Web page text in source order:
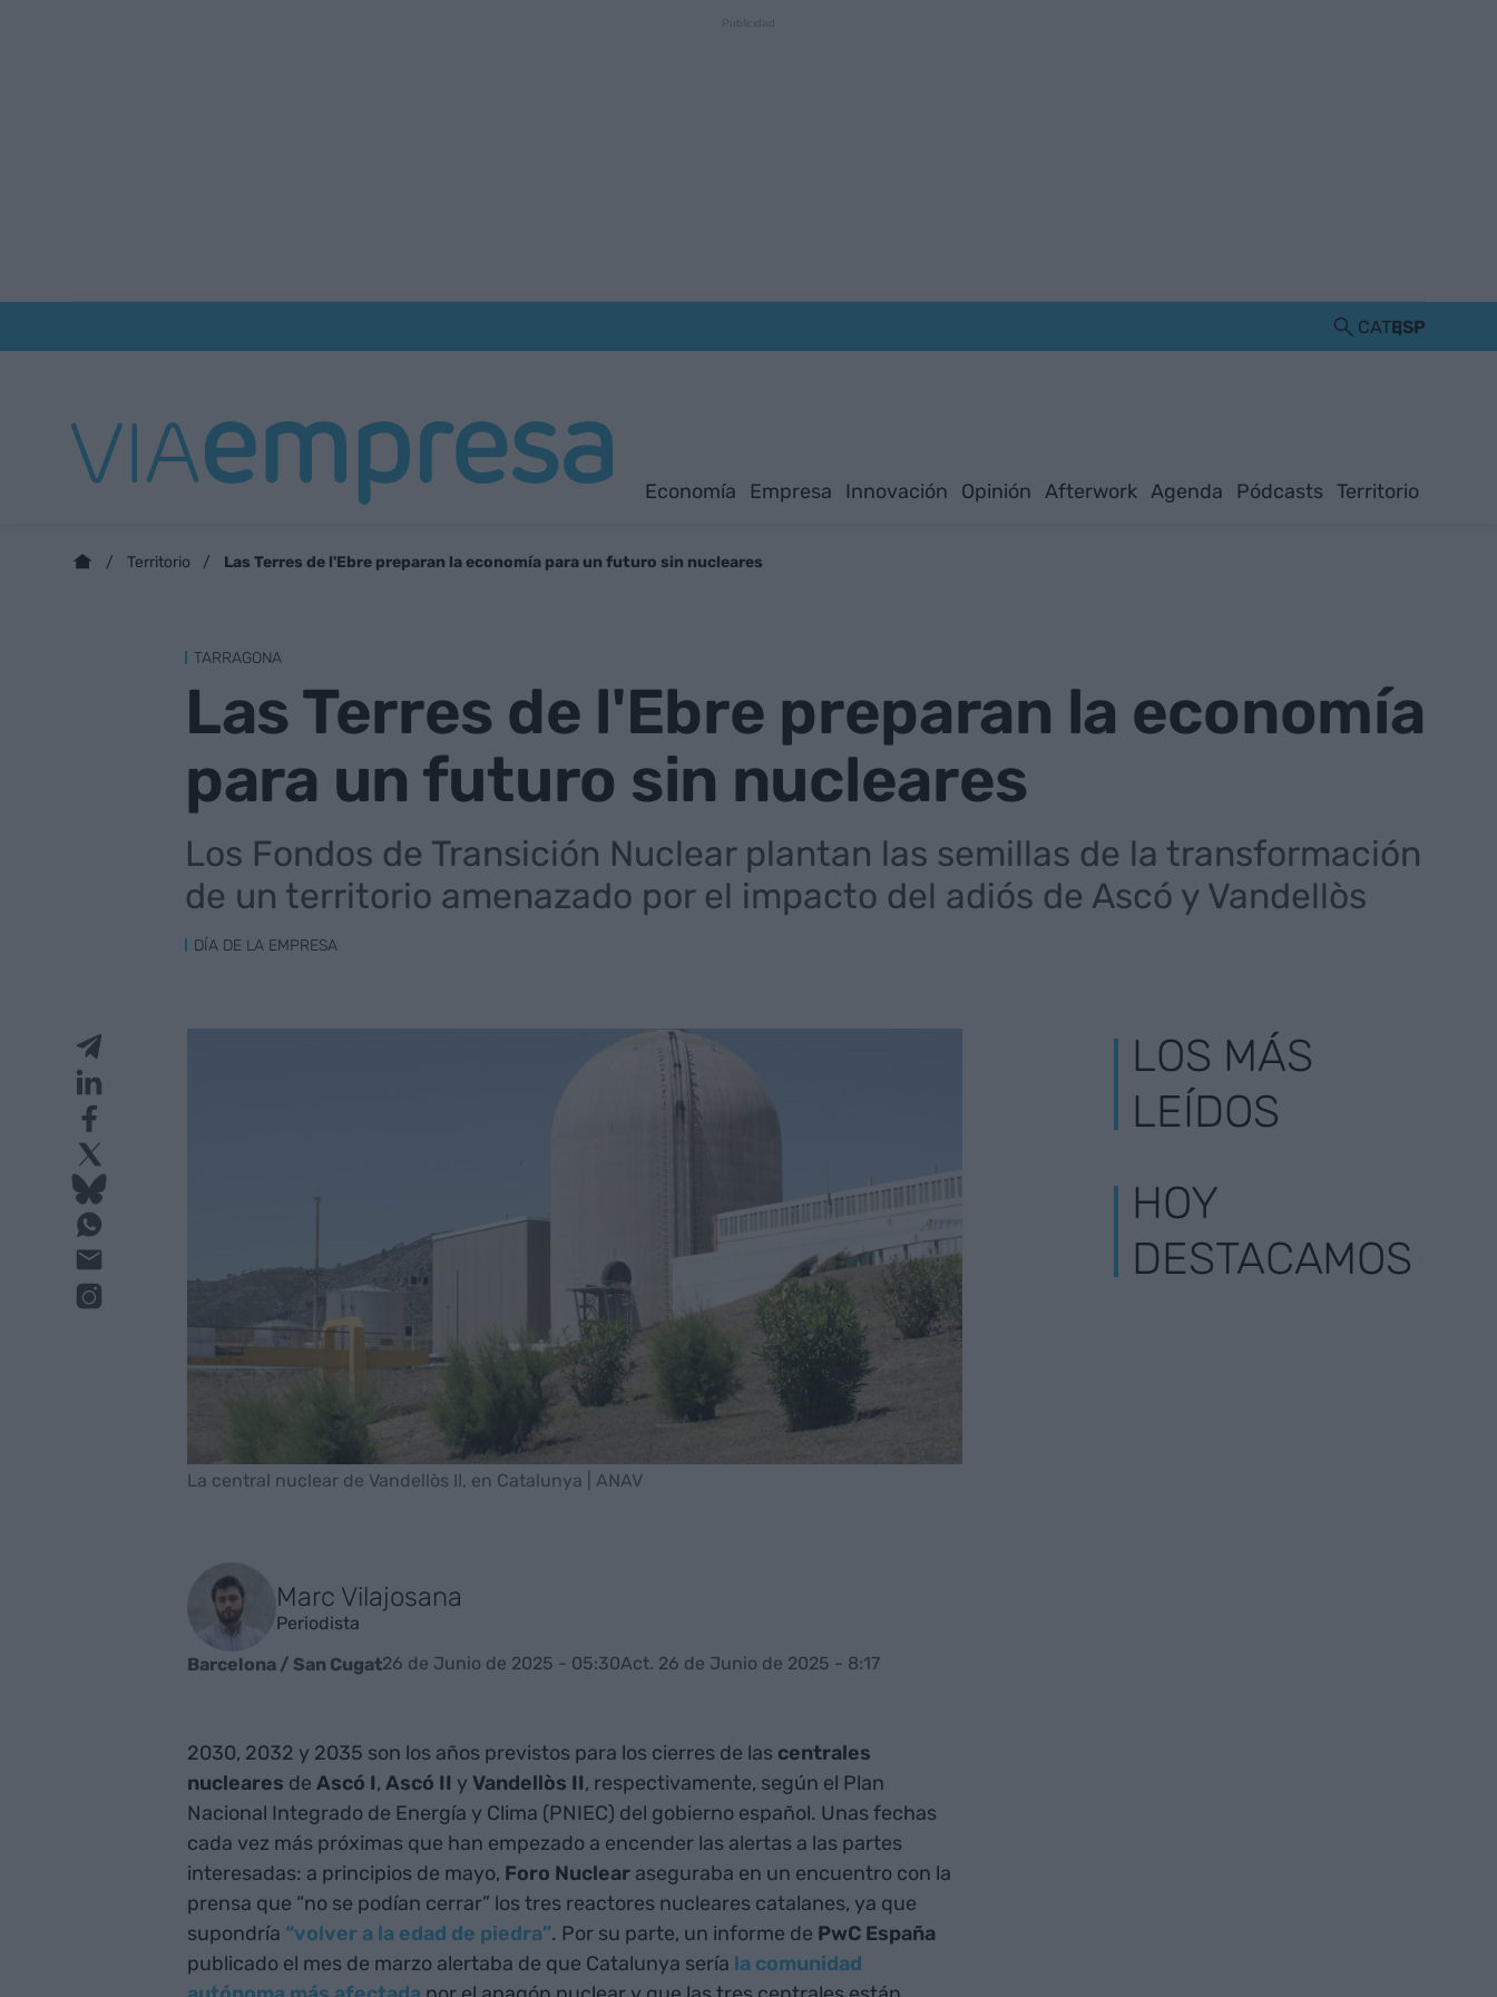
CATESP
Economía Empresa Innovación Opinión Afterwork Agenda Pódcasts Territorio
Territorio Las Terres de l'Ebre preparan la economía para un futuro sin nucleares
TARRAGONA
Las Terres de l'Ebre preparan la economía
para un futuro sin nucleares
Los Fondos de Transición Nuclear plantan las semillas de la transformación
de un territorio amenazado por el impacto del adiós de Ascó y Vandellòs
DÍA DE LA EMPRESA
La central nuclear de Vandellòs II, en Catalunya | ANAV
Marc Vilajosana
Periodista
Barcelona / San Cugat26 de Junio de 2025 - 05:30Act. 26 de Junio de 2025 - 8:17
2030, 2032 y 2035 son los años previstos para los cierres de las centrales
nucleares de Ascó I, Ascó II y Vandellòs II, respectivamente, según el Plan
Nacional Integrado de Energía y Clima (PNIEC) del gobierno español. Unas fechas
cada vez más próximas que han empezado a encender las alertas a las partes
interesadas: a principios de mayo, Foro Nuclearaseguraba en un encuentro con la
prensa que “no se podían cerrar” los tres reactores nucleares catalanes, ya que
supondría “volver a la edad de piedra”. Por su parte, un informe de PwC España
publicado el mes de marzo alertaba de que Catalunya sería la comunidad
LOS MÁS
LEÍDOS
HOY
DESTACAMOS